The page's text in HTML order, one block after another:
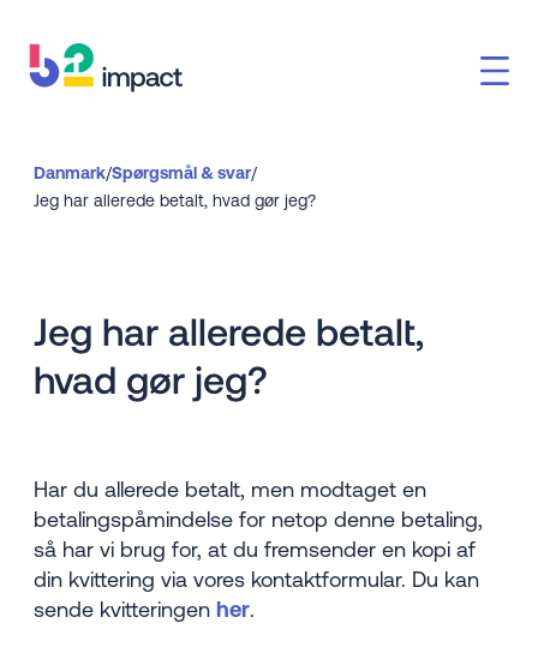
Danmark/Spørgsmål & svar/
Jeg har allerede betalt, hvad gør jeg?
Jeg har allerede betalt,
hvad gør jeg?
Har du allerede betalt, men modtaget en
betalingspåmindelse for netop denne betaling,
så har vi brug for, at du fremsender en kopi af
din kvittering via vores kontaktformular. Du kan
sende kvitteringen her.